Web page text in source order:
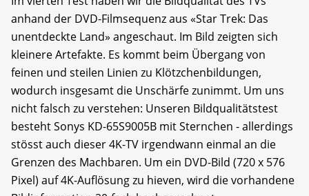
anhand der DVD-Filmsequenz aus «Star Trek: Das
unentdeckte Land» angeschaut. Im Bild zeigten sich
kleinere Artefakte. Es kommt beim Übergang von
feinen und steilen Linien zu Klötzchenbildungen,
wodurch insgesamt die Unschärfe zunimmt. Um uns
nicht falsch zu verstehen: Unseren Bildqualitätstest
besteht Sonys KD-65S9005B mit Sternchen - allerdings
stösst auch dieser 4K-TV irgendwann einmal an die
Grenzen des Machbaren. Um ein DVD-Bild (720 x 576
Pixel) auf 4K-Auflösung zu hieven, wird die vorhandene